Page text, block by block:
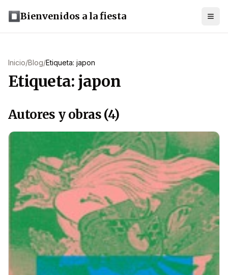
Bienvenidos a la fiesta
Inicio/Blog/Etiqueta: japon
Etiqueta: japon
Autores y obras (4)